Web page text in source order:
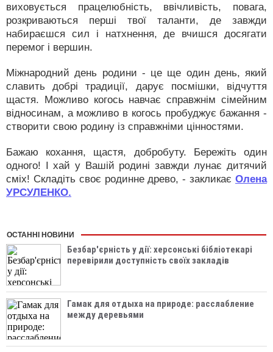
виховується працелюбність, ввічливість, повага,
розкриваються перші твої таланти, де завжди
набираєшся сил і натхнення, де вчишся досягати
перемог і вершин.
Міжнародний день родини - це ще один день, який
славить добрі традиції, дарує посмішки, відчуття
щастя. Можливо когось навчає справжнім сімейним
відносинам, а можливо в когось пробуджує бажання -
створити свою родину із справжніми цінностями.
Бажаю кохання, щастя, добробуту. Бережіть один
одного! І хай у Вашій родині завжди лунає дитячий
сміх! Складіть своє родинне древо, - закликає Олена
УРСУЛЕНКО.
ОСТАННІ НОВИНИ
Безбар'єрність у дії: херсонські бібліотекарі
перевірили доступність своїх закладів
Гамак для отдыха на природе: расслабление
между деревьями